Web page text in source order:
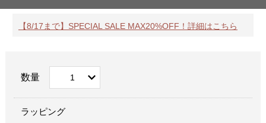
【8/17まで】SPECIAL SALE MAX20%OFF！詳細はこちら
数量
ラッピング